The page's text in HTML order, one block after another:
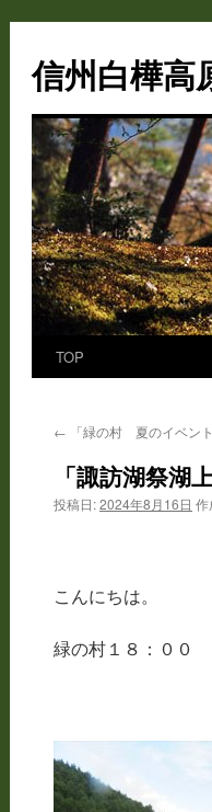
信州白樺高
テ
キ
TOP
← 「緑の村 夏のイベン
「諏訪湖祭湖
投稿日:2024年8月16日 作
こんにちは。
緑の村１８：００